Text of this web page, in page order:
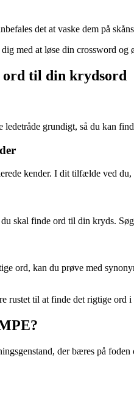
det at vaske dem på
med at løse din crossword og
ord til din krydsord
grundigt, så du kan
kender. I dit tilfælde ved
skal finde ord til din kryds.
ord, kan du prøve med
rustet til at finde det rigtige ord
der bæres på